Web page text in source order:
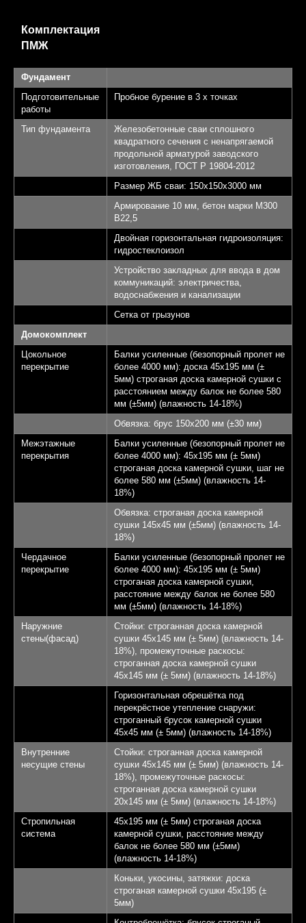
Комплектация
ПМЖ
Фундамент
Подготовительные
работы
Пробное бурение в 3 х точках
Тип фундамента
Железобетонные сваи сплошного
квадратного сечения с ненапрягаемой
продольной арматурой заводского
изготовления, ГОСТ Р 19804-2012
Размер ЖБ сваи: 150х150х3000 мм
Армирование 10 мм, бетон марки М300
B22,5
Двойная горизонтальная гидроизоляция:
гидростеклоизол
Устройство закладных для ввода в дом
коммуникаций: электричества,
водоснабжения и канализации
Сетка от грызунов
Домокомплект
Цокольное
перекрытие
Балки усиленные (безопорный пролет не
более 4000 мм): доска 45х195 мм (±
5мм) строганая доска камерной сушки с
расстоянием между балок не более 580
мм (±5мм) (влажность 14-18%)
Обвязка: брус 150х200 мм (±30 мм)
Межэтажные
перекрытия
Балки усиленные (безопорный пролет не
более 4000 мм): 45х195 мм (± 5мм)
строганая доска камерной сушки, шаг не
более 580 мм (±5мм) (влажность 14-
18%)
Обвязка: строганая доска камерной
сушки 145х45 мм (±5мм) (влажность 14-
18%)
Чердачное
перекрытие
Балки усиленные (безопорный пролет не
более 4000 мм): 45х195 мм (± 5мм)
строганая доска камерной сушки,
расстояние между балок не более 580
мм (±5мм) (влажность 14-18%)
Наружние
стены(фасад)
Стойки: строганная доска камерной
сушки 45х145 мм (± 5мм) (влажность 14-
18%), промежуточные раскосы:
строганная доска камерной сушки
45х145 мм (± 5мм) (влажность 14-18%)
Горизонтальная обрешётка под
перекрёстное утепление снаружи:
строганный брусок камерной сушки
45х45 мм (± 5мм) (влажность 14-18%)
Внутренние
несущие стены
Стойки: строганная доска камерной
сушки 45х145 мм (± 5мм) (влажность 14-
18%), промежуточные раскосы:
строганная доска камерной сушки
20х145 мм (± 5мм) (влажность 14-18%)
Стропильная
система
45х195 мм (± 5мм) строганая доска
камерной сушки, расстояние между
балок не более 580 мм (±5мм)
(влажность 14-18%)
Коньки, укосины, затяжки: доска
строганая камерной сушки 45х195 (±
5мм)